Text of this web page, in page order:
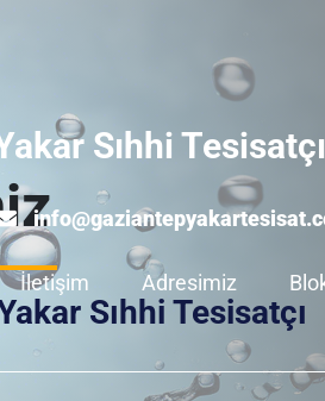
Sıhhi Tesisatçı
İletişim Adresimiz
Sıhhi Tesisatçı